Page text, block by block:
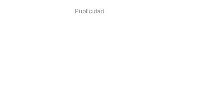
Publicidad